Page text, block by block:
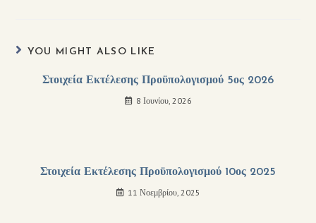
YOU MIGHT ALSO LIKE
Στοιχεία Εκτέλεσης Προϋπολογισμού 5ος 2026
8 Ιουνίου, 2026
Στοιχεία Εκτέλεσης Προϋπολογισμού 10ος 2025
11 Νοεμβρίου, 2025